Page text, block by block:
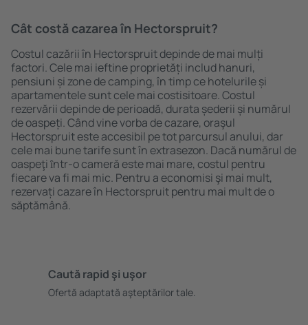
Cât costă cazarea în Hectorspruit?
Costul cazării în Hectorspruit depinde de mai mulți
factori. Cele mai ieftine proprietăți includ hanuri,
pensiuni și zone de camping, în timp ce hotelurile și
apartamentele sunt cele mai costisitoare. Costul
rezervării depinde de perioadă, durata șederii și numărul
de oaspeți. Când vine vorba de cazare, oraşul
Hectorspruit este accesibil pe tot parcursul anului, dar
cele mai bune tarife sunt în extrasezon. Dacă numărul de
oaspeţi ȋntr-o cameră este mai mare, costul pentru
fiecare va fi mai mic. Pentru a economisi şi mai mult,
rezervați cazare în Hectorspruit pentru mai mult de o
săptămână.
Caută rapid şi uşor
Ofertă adaptată aşteptărilor tale.